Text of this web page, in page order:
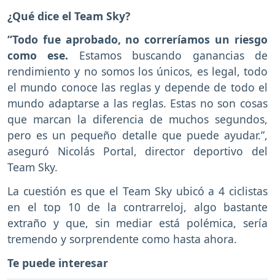
¿Qué dice el Team Sky?
“Todo fue aprobado, no correríamos un riesgo
como ese. Estamos buscando ganancias de
rendimiento y no somos los únicos, es legal, todo
el mundo conoce las reglas y depende de todo el
mundo adaptarse a las reglas. Estas no son cosas
que marcan la diferencia de muchos segundos,
pero es un pequeño detalle que puede ayudar.”,
aseguró Nicolás Portal, director deportivo del
Team Sky.
La cuestión es que el Team Sky ubicó a 4 ciclistas
en el top 10 de la contrarreloj, algo bastante
extraño y que, sin mediar está polémica, sería
tremendo y sorprendente como hasta ahora.
Te puede interesar